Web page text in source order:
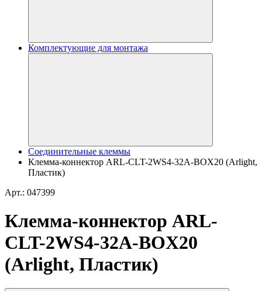
Комплектующие для монтажа
Соединительные клеммы
Клемма-коннектор ARL-CLT-2WS4-32A-BOX20 (Arlight,
Пластик)
Арт.: 047399
Клемма-коннектор ARL-
CLT-2WS4-32A-BOX20
(Arlight, Пластик)